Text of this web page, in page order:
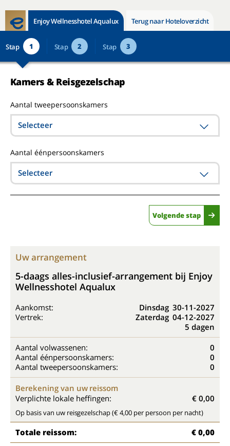
Enjoy Wellnesshotel Aqualux Terug naar Hoteloverzicht
Stap 1 Stap 2 Stap 3
Kamers & Reisgezelschap
Aantal tweepersoonskamers
Selecteer
Aantal éénpersoonskamers
Selecteer
Volgende stap
Uw arrangement
5-daags alles-inclusief-arrangement bij Enjoy
Wellnesshotel Aqualux
Aankomst: Dinsdag 30-11-2027
Vertrek:
Zaterdag 04-12-2027
5 dagen
Aantal volwassenen:
0
Aantal éénpersoonskamers:
0
Aantal tweepersoonskamers:
0
Berekening van uw reissom
Verplichte lokale heffingen:
€ 0,00
Op basis van uw reisgezelschap (€ 4,00 per persoon per nacht)
Totale reissom: € 0,00